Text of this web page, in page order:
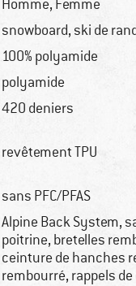
Homme, Femme
snowboard, ski de
100% polyamide
polyamide
420 deniers
revêtement TPU
sans PFC/PFAS
Alpine Back System,
poitrine, bretelles
ceinture de hanches
rembourré, rappels